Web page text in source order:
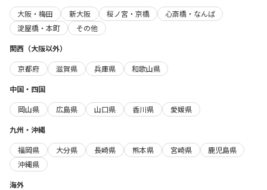
大阪・梅田
新大阪 桜ノ宮・京橋
心斎橋・なんば
淀屋橋・本町
その他
関西（大阪以外）
京都府
滋賀県 兵庫県
和歌山県
中国・四国
岡山県
広島県 山口県 香川県
愛媛県
九州・沖縄
福岡県
大分県 長崎県 熊本県 宮崎県
鹿児島県
沖縄県
海外